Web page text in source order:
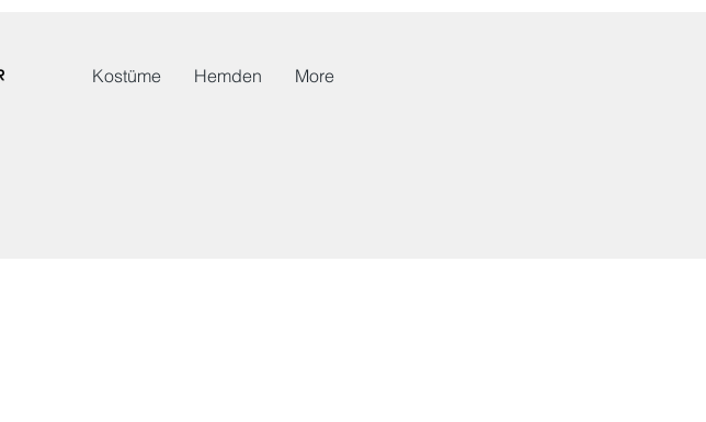
Kostüme Hemden More